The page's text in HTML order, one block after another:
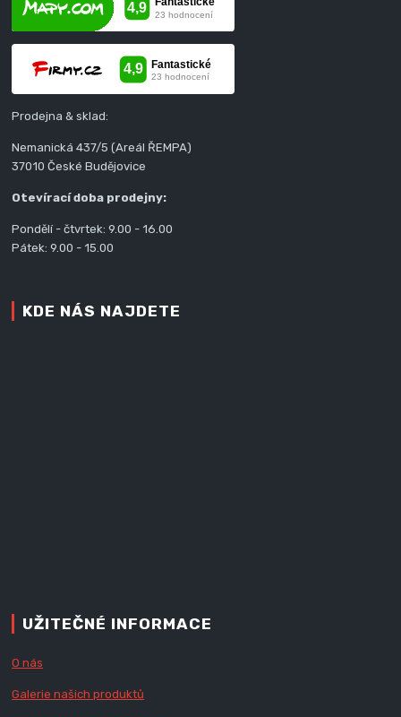
Prodejna & sklad:
Nemanická 437/5 (Areál ŘEMPA)
37010 České Budějovice
Otevírací doba prodejny:
Pondělí - čtvrtek: 9.00 - 16.00
Pátek: 9.00 - 15.00
KDE NÁS NAJDETE
UŽITEČNÉ INFORMACE
O nás
Galerie našich produktů